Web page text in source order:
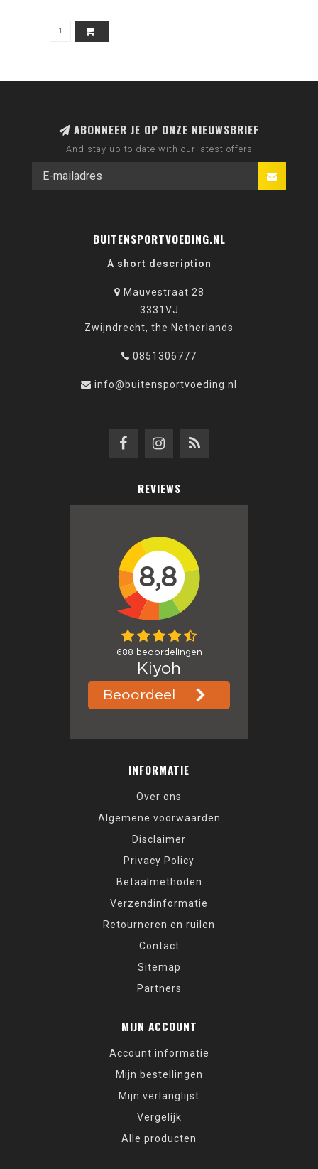
ABONNEER JE OP ONZE NIEUWSBRIEF
And stay up to date with our latest offers
BUITENSPORTVOEDING.NL
A short description
Mauvestraat 28
3331VJ
Zwijndrecht, the Netherlands
0851306777
info@buitensportvoeding.nl
REVIEWS
INFORMATIE
Over ons
Algemene voorwaarden
Disclaimer
Privacy Policy
Betaalmethoden
Verzendinformatie
Retourneren en ruilen
Contact
Sitemap
Partners
MIJN ACCOUNT
Account informatie
Mijn bestellingen
Mijn verlanglijst
Vergelijk
Alle producten